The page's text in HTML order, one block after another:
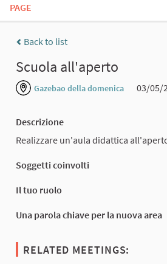
PAGE
Back to list
Scuola all'aperto
Gazebao della domenica
03/05/
Descrizione
Realizzare un'aula didattica
Soggetti coinvolti
Il tuo ruolo
Una parola chiave per la nuova area
RELATED MEETINGS: